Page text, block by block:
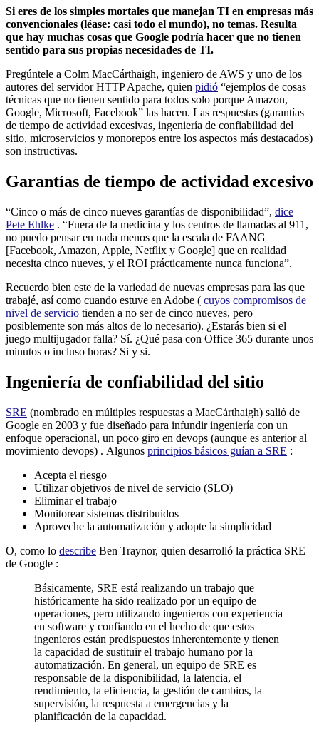
Si eres de los simples mortales que manejan TI en empresas más
convencionales (léase: casi todo el mundo), no temas. Resulta
que hay muchas cosas que Google podría hacer que no tienen
sentido para sus propias necesidades de TI.
Pregúntele a Colm MacCárthaigh, ingeniero de AWS y uno de los
autores del servidor HTTP Apache, quien pidió “ejemplos de cosas
técnicas que no tienen sentido para todos solo porque Amazon,
Google, Microsoft, Facebook” las hacen. Las respuestas (garantías
de tiempo de actividad excesivas, ingeniería de confiabilidad del
sitio, microservicios y monorepos entre los aspectos más destacados)
son instructivas.
Garantías de tiempo de actividad excesivo
“Cinco o más de cinco nueves garantías de disponibilidad”, dice
Pete Ehlke . “Fuera de la medicina y los centros de llamadas al 911,
no puedo pensar en nada menos que la escala de FAANG
[Facebook, Amazon, Apple, Netflix y Google] que en realidad
necesita cinco nueves, y el ROI prácticamente nunca funciona”.
Recuerdo bien este de la variedad de nuevas empresas para las que
trabajé, así como cuando estuve en Adobe ( cuyos compromisos de
nivel de servicio tienden a no ser de cinco nueves, pero
posiblemente son más altos de lo necesario). ¿Estarás bien si el
juego multijugador falla? Sí. ¿Qué pasa con Office 365 durante unos
minutos o incluso horas? Si y si.
Ingeniería de confiabilidad del sitio
SRE (nombrado en múltiples respuestas a MacCárthaigh) salió de
Google en 2003 y fue diseñado para infundir ingeniería con un
enfoque operacional, un poco giro en devops (aunque es anterior al
movimiento devops) . Algunos principios básicos guían a SRE :
Acepta el riesgo
Utilizar objetivos de nivel de servicio (SLO)
Eliminar el trabajo
Monitorear sistemas distribuidos
Aproveche la automatización y adopte la simplicidad
O, como lo describe Ben Traynor, quien desarrolló la práctica SRE
de Google :
Básicamente, SRE está realizando un trabajo que
históricamente ha sido realizado por un equipo de
operaciones, pero utilizando ingenieros con experiencia
en software y confiando en el hecho de que estos
ingenieros están predispuestos inherentemente y tienen
la capacidad de sustituir el trabajo humano por la
automatización. En general, un equipo de SRE es
responsable de la disponibilidad, la latencia, el
rendimiento, la eficiencia, la gestión de cambios, la
supervisión, la respuesta a emergencias y la
planificación de la capacidad.